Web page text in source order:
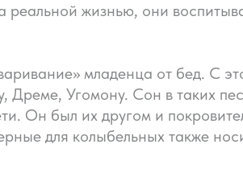
жизнью, они
младенца от бед. С
Угомону. Сон в таких
Он был их другом и
для колыбельных также